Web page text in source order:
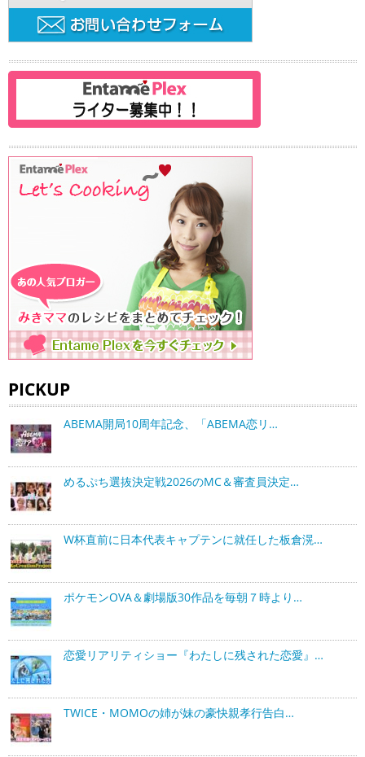
PICKUP
ABEMA開局10周年記念、「ABEMA恋リ…
めるぷち選抜決定戦2026のMC＆審査員決定…
W杯直前に日本代表キャプテンに就任した板倉滉…
ポケモンOVA＆劇場版30作品を毎朝７時より…
恋愛リアリティショー『わたしに残された恋愛』…
TWICE・MOMOの姉が妹の豪快親孝行告白…